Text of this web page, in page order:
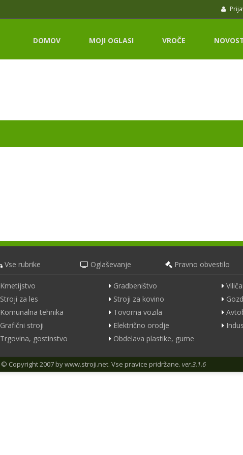
DOMOV MOJI OGLASI VROČE
Vse rubrike Oglaševanje Pravno obvestilo
Kmetijstvo Gradbeništvo
Stroji za les
Stroji za kovino
Komunalna tehnika
Tovorna vozila
Grafični stroji
Električno orodje
Trgovina, gostinstvo
Obdelava plastike, gume
© Copyright 2007 bywww.stroji.net. Vse pravice pridržane. ver.3.1.6